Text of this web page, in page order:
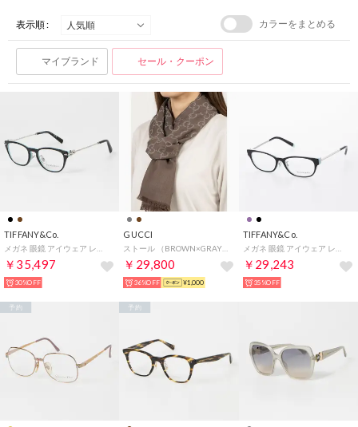
表示順 : カラーをまとめる
マイブランド セール・クーポン
TIFFANY&Co.
￥35,497
30%OFF
GUCCI
￥29,800
36%OFF ¥1,000
TIFFANY&Co.
￥29,243
35%OFF
予約 予約